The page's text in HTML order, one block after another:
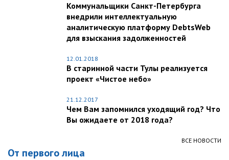
Коммунальщики Санкт-Петербурга
внедрили интеллектуальную
аналитическую платформу DebtsWeb
для взыскания задолженностей
12.01.2018
В старинной части Тулы реализуется
проект «Чистое небо»
21.12.2017
Чем Вам запомнился уходящий год? Что
Вы ожидаете от 2018 года?
ВСЕ НОВОСТИ
От первого лица